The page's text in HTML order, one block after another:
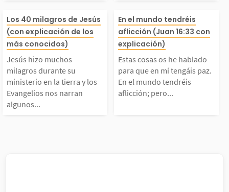
tal como se describ
en Lucas 7:36-50. E
entró en la casa d
tiene fin.
con gozo la
del amor de
ntras...
hizo muchos mil
durante su mini
en la tierra y lo
Evangelios nos narr
Los 40 milagros de Jesús
(con explicación de los
más conocidos)
Jesús hizo muchos
milagros durante su
ministerio en la tierra y los
Evangelios nos narran
algunos...
Estas cosas os
ado para que
ngáis paz. En
o tendréis
En el mundo tendréis
aflicción (Juan 16:33 con
explicación)
Estas cosas os he hablado
para que en mí tengáis paz.
En el mundo tendréis
aflicción; pero...